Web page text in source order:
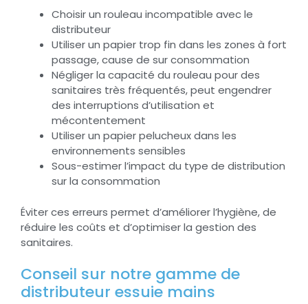
Choisir un rouleau incompatible avec le
distributeur
Utiliser un papier trop fin dans les zones à fort
passage, cause de sur consommation
Négliger la capacité du rouleau pour des
sanitaires très fréquentés, peut engendrer
des interruptions d’utilisation et
mécontentement
Utiliser un papier pelucheux dans les
environnements sensibles
Sous-estimer l’impact du type de distribution
sur la consommation
Éviter ces erreurs permet d’améliorer l’hygiène, de
réduire les coûts et d’optimiser la gestion des
sanitaires.
Conseil sur notre gamme de
distributeur essuie mains